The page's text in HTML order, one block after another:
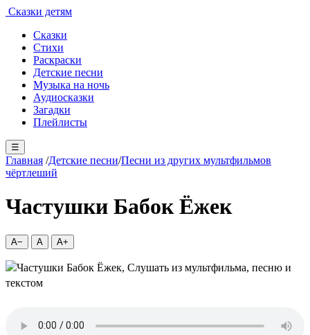
Сказки детям
Сказки
Стихи
Раскраски
Детские песни
Музыка на ночь
Аудиосказки
Загадки
Плейлисты
☰
Главная /Детские песни/Песни из других мультфильмов
чёртлеший
Частушки Бабок Ёжек
A− A A+